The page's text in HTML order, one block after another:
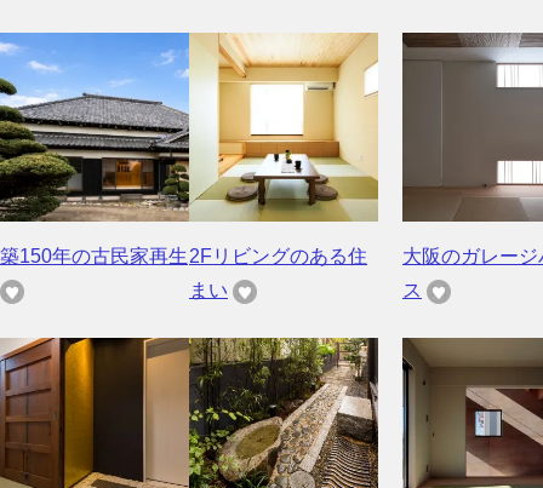
築150年の古民家再生2Fリビングのある住
まい
大阪のガレージ
ス